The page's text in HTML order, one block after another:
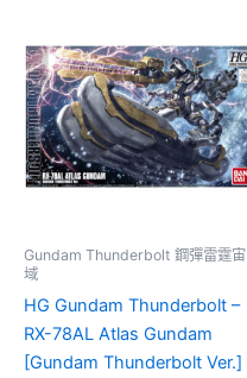
Gundam Thunderbolt 鋼彈雷霆宙
域
HG Gundam Thunderbolt –
RX-78AL Atlas Gundam
[Gundam Thunderbolt Ver.]